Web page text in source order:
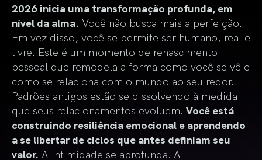
2026 inicia uma transformação profunda, em
nível da alma. Você não busca mais a perfeição.
Em vez disso, você se permite ser humano, real e
livre. Este é um momento de renascimento
pessoal que remodela a forma como você se vê e
como se relaciona com o mundo ao seu redor.
Padrões antigos estão se dissolvendo à medida
que seus relacionamentos evoluem. Você está
construindo resiliência emocional e aprendendo
a se libertar de ciclos que antes definiam seu
valor. A intimidade se aprofunda. A